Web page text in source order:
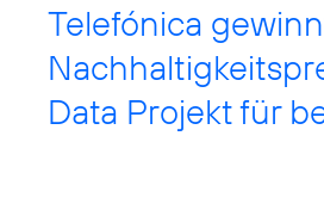
Telefónica
Data Projekt für